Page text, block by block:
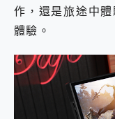
作，還是旅途中
體驗。